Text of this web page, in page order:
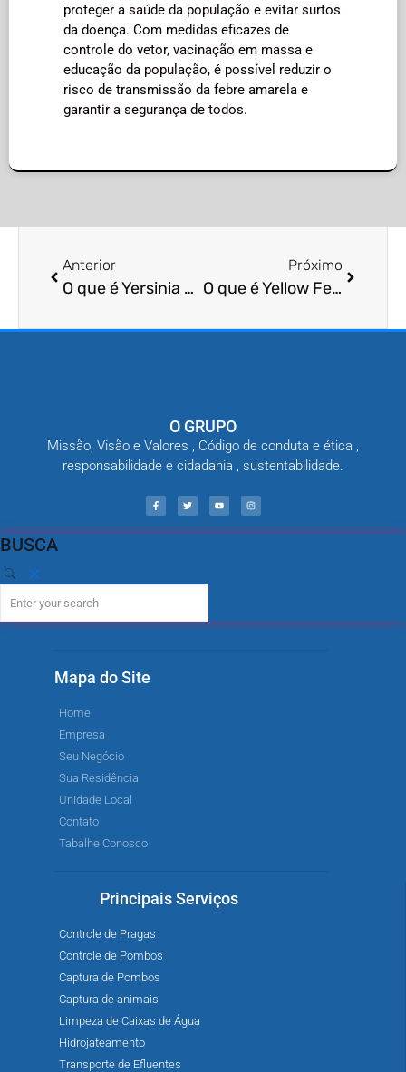
proteger a saúde da população e evitar surtos
da doença. Com medidas eficazes de
controle do vetor, vacinação em massa e
educação da população, é possível reduzir o
risco de transmissão da febre amarela e
garantir a segurança de todos.
Anterior
O que é Yersinia pestis histórico?
Próximo
O que é Yellow Fever mosquito prevenção?
O GRUPO
Missão, Visão e Valores , Código de conduta e ética ,
responsabilidade e cidadania , sustentabilidade.
BUSCA
Mapa do Site
Home
Empresa
Seu Negócio
Sua Residência
Unidade Local
Contato
Tabalhe Conosco
Principais Serviços
Controle de Pragas
Controle de Pombos
Captura de Pombos
Captura de animais
Limpeza de Caixas de Água
Hidrojateamento
Transporte de Efluentes